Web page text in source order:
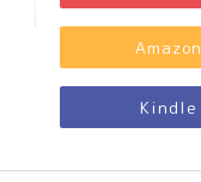
Amazon
Kindle